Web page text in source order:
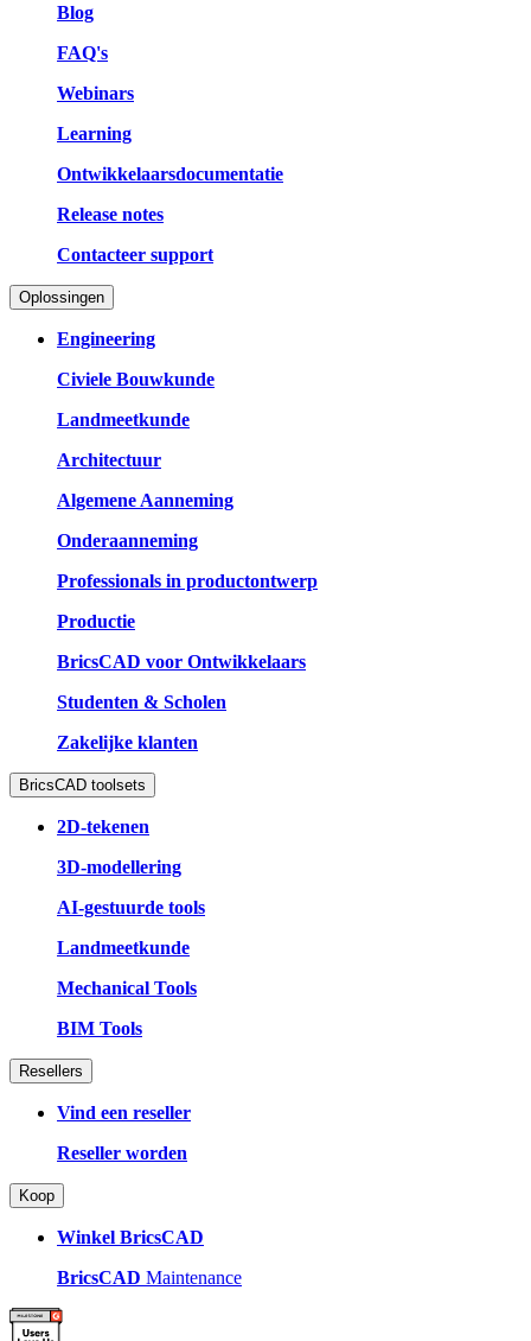
Blog
FAQ's
Webinars
Learning
Ontwikkelaarsdocumentatie
Release notes
Contacteer support
Oplossingen
Engineering
Civiele Bouwkunde
Landmeetkunde
Architectuur
Algemene Aanneming
Onderaanneming
Professionals in productontwerp
Productie
BricsCAD voor Ontwikkelaars
Studenten & Scholen
Zakelijke klanten
BricsCAD toolsets
2D-tekenen
3D-modellering
AI-gestuurde tools
Landmeetkunde
Mechanical Tools
BIM Tools
Resellers
Vind een reseller
Reseller worden
Koop
Winkel BricsCAD
BricsCAD Maintenance